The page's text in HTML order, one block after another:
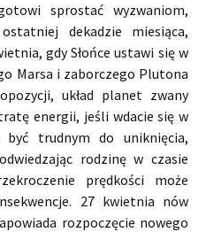
sprostać wyzwaniom,
dekadzie miesiąca,
gdy Słońce ustawi się w
Marsa i zaborczego Plutona
układ planet zwany
energii, jeśli wdacie się w
trudnym do uniknięcia,
rodzinę w czasie
prędkości może
27 kwietnia nów
rozpoczęcie nowego